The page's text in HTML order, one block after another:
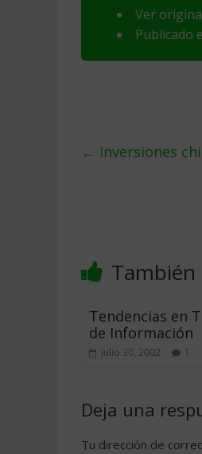
Ver
Publicado
← Inversiones
Tendencias en
de Información
julio 30, 2002 1
Deja una
Tu dirección de